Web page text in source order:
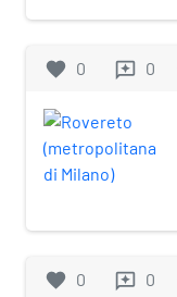
gruppo Ludwig
proiezione del
Nella strage
un passante
favorite 0 reviews 0
favorite 0 reviews 0